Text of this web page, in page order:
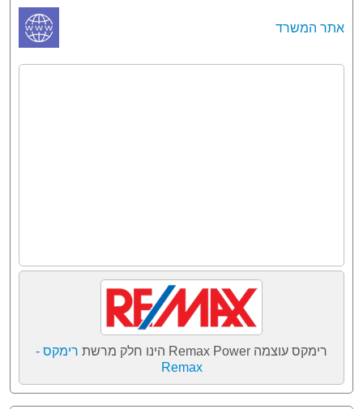
אתר המשרד
רימקס עוצמה Remax Power הינו חלק מרשת
רימקס -
Remax